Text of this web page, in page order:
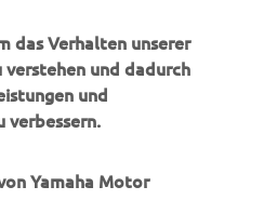
ERFAHREN
das Verhalten unserer
und dadurch
und
Yamaha Motor